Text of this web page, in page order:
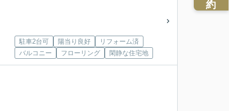
駐車2台可 陽当り良好
リフォーム済
バルコニー
フローリング 閑静な住宅地